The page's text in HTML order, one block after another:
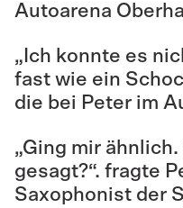
Autoarena
„Ich konnte es
fast wie ein
die bei Peter im
„Ging mir
gesagt?“. fragte
Saxophonist der